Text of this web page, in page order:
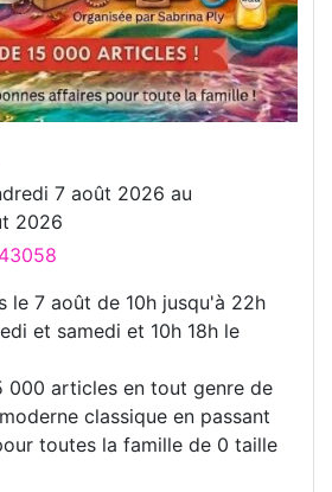
7 août 2026 au
2026
le 7 août de 10h jusqu'à 22h
et samedi et 10h 18h le
000 articles en tout genre de
classique en passant
toutes la famille de 0 taille